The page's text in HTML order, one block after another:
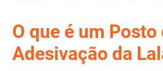
O que é um Posto
Adesivação da